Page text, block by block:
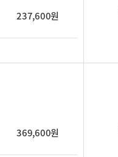
237,600원
369,600원